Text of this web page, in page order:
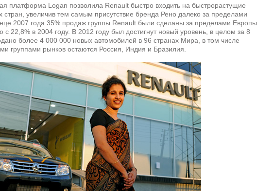
платформа Logan позволила Renault быстро входить на быстрорастущие
стран, увеличив тем самым присутствие бренда Рено далеко за пределами
2007 года 35% продаж группы Renault были сделаны за пределами Европы,
с 22,8% в 2004 году. В 2012 году был достигнут новый уровень, в целом за 8
более 4 000 000 новых автомобилей в 96 странах Мира, в том числе
группами рынков остаются Россия, Индия и Бразилия.